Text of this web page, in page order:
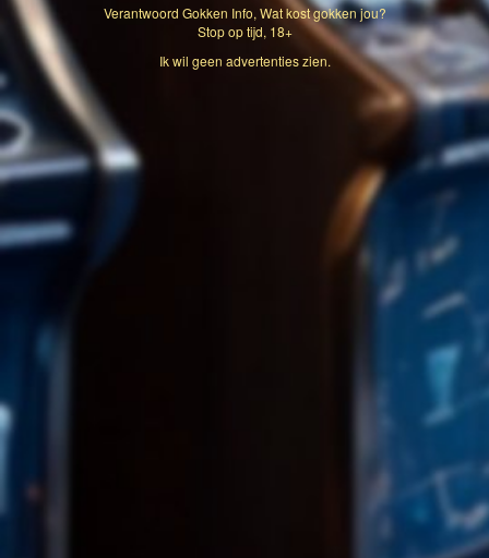
Verantwoord Gokken Info, Wat kost gokken jou?
Stop op tijd, 18+
Ik wil geen advertenties zien.